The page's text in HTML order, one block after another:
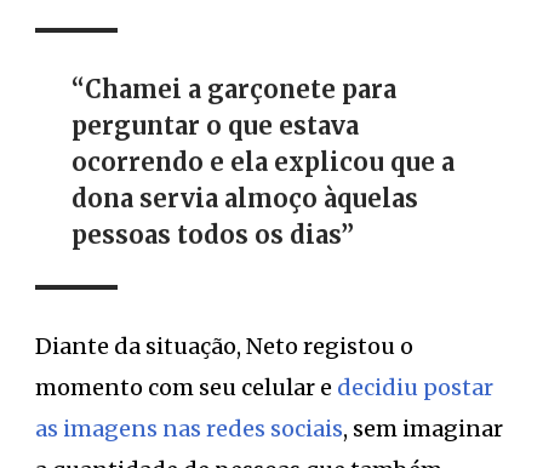
“Chamei a garçonete para
perguntar o que estava
ocorrendo e ela explicou que a
dona servia almoço àquelas
pessoas todos os dias”
Diante da situação, Neto registou o
momento com seu celular e decidiu postar
as imagens nas redes sociais, sem imaginar